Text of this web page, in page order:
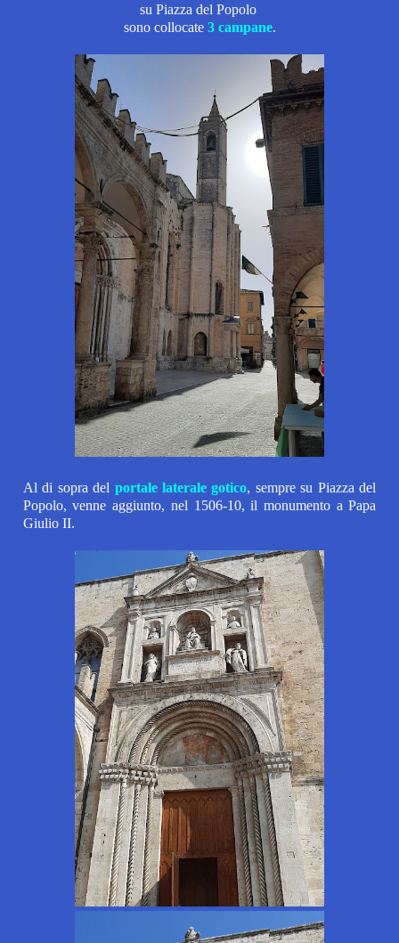
su Piazza del Popolo
sono collocate3 campane.
Al di sopra del portale laterale gotico, sempre su Piazza del
Popolo, venne aggiunto, nel 1506-10, il monumento a Papa
Giulio II.